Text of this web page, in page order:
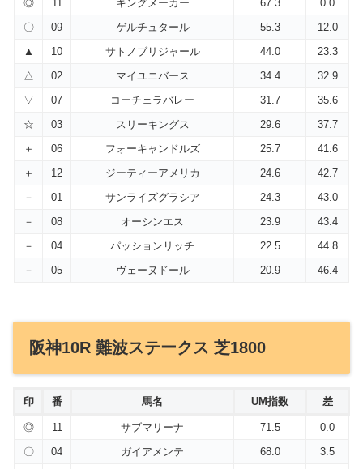
◎ 11 キングメーカー 67.3
0.0
〇
09 ゲルチュタール 55.3
12.0
▲
10 サトノブリジャール 44.0
23.3
△
02 マイユニバース 34.4
32.9
▽
07 コーチェラバレー 31.7
35.6
☆
03 スリーキングス 29.6
37.7
＋
06 フォーキャンドルズ 25.7
41.6
＋
12 ジーティーアメリカ 24.6
42.7
－
01 サンライズグラシア 24.3
43.0
－
08 オーシンエス 23.9
43.4
－
04 パッションリッチ 22.5
44.8
－
05 ヴェーヌドール 20.9 46.4
阪神10R 難波ステークス 芝1800
印 番 馬名 UM指数 差
◎ 11 サブマリーナ 71.5
0.0
〇
04 ガイアメンテ 68.0
3.5